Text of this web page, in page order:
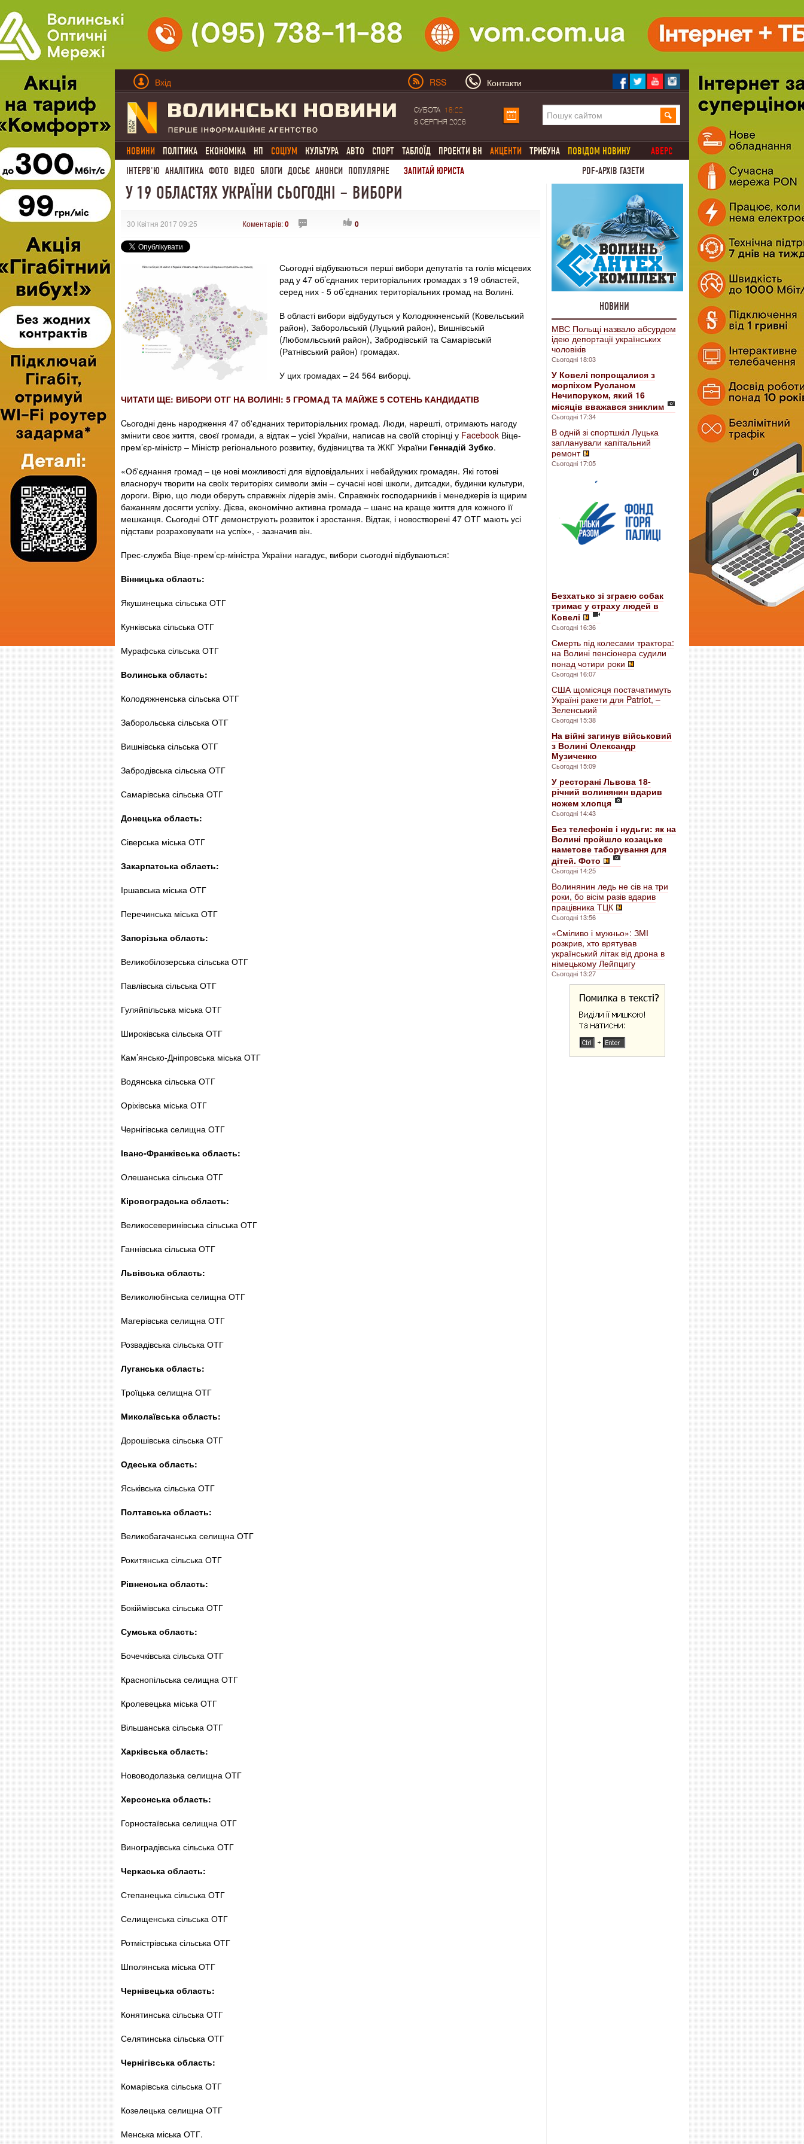
Вхід RSS Контакти
СУБОТА
18:22
8 СЕРПНЯ 2026
НОВИНИ ПОЛІТИКА ЕКОНОМІКА НП СОЦІУМ КУЛЬТУРА АВТО СПОРТ ТАБЛОЇД ПРОЕКТИ ВН АКЦЕНТИ ТРИБУНА ПОВІДОМ НОВИНУ
АВЕРС
ІНТЕРВ'Ю АНАЛІТИКА ФОТО ВІДЕО БЛОГИ ДОСЬЄ АНОНСИ ПОПУЛЯРНЕ ЗАПИТАЙ ЮРИСТА PDF-АРХІВ ГАЗЕТИ
У 19 ОБЛАСТЯХ УКРАЇНИ СЬОГОДНІ – ВИБОРИ
30 Квітня 2017 09:25 Коментарів:0 0
Сьогодні відбуваються перші вибори депутатів та голів місцевих
рад у 47 об’єднаних територіальних громадах з 19 областей,
серед них - 5 об’єднаних територіальних громад на Волині.
В області вибори відбудуться у Колодяжненській (Ковельський
район), Заборольській (Луцький район), Вишнівській
(Любомльський район), Забродівській та Самарівській
(Ратнівський район) громадах.
У цих громадах – 24 564 виборці.
ЧИТАТИ ЩЕ: ВИБОРИ ОТГ НА ВОЛИНІ: 5 ГРОМАД ТА МАЙЖЕ 5 СОТЕНЬ КАНДИДАТІВ
Cьогодні день народження 47 об'єднаних територіальних громад. Люди, нарешті, отримають нагоду
змінити своє життя, своєї громади, а відтак – усієї України, написав на своїй сторінці у Facebook Віце-
прем’єр-міністр – Міністр регіонального розвитку, будівництва та ЖКГ України Геннадій Зубко.
«Об'єднання громад – це нові можливості для відповідальних і небайдужих громадян. Які готові
власноруч творити на своїх територіях символи змін – сучасні нові школи, дитсадки, будинки культури,
дороги. Вірю, що люди оберуть справжніх лідерів змін. Справжніх господарників і менеджерів із щирим
бажанням досягти успіху. Дієва, економічно активна громада – шанс на краще життя для кожного її
мешканця. Сьогодні ОТГ демонструють розвиток і зростання. Відтак, і новостворені 47 ОТГ мають усі
підстави розраховувати на успіх», - зазначив він.
Прес-служба Віце-прем’єр-міністра України нагадує, вибори сьогодні відбуваються:
Вінницька область:
Якушинецька сільська ОТГ
Кунківська сільська ОТГ
Мурафська сільська ОТГ
Волинська область:
Колодяжненська сільська ОТГ
Заборольська сільська ОТГ
Вишнівська сільська ОТГ
Забродівська сільська ОТГ
Самарівська сільська ОТГ
Донецька область:
Сіверська міська ОТГ
Закарпатська область:
Іршавська міська ОТГ
Перечинська міська ОТГ
Запорізька область:
Великобілозерська сільська ОТГ
Павлівська сільська ОТГ
Гуляйпільська міська ОТГ
Широківська сільська ОТГ
Кам’янсько-Дніпровська міська ОТГ
Водянська сільська ОТГ
Оріхівська міська ОТГ
Чернігівська селищна ОТГ
Івано-Франківська область:
Олешанська сільська ОТГ
Кіровоградська область:
Великосеверинівська сільська ОТГ
Ганнівська сільська ОТГ
Львівська область:
Великолюбінська селищна ОТГ
Магерівська селищна ОТГ
Розвадівська сільська ОТГ
Луганська область:
Троїцька селищна ОТГ
Миколаївська область:
Дорошівська сільська ОТГ
Одеська область:
Яськівська сільська ОТГ
Полтавська область:
Великобагачанська селищна ОТГ
Рокитянська сільська ОТГ
Рівненська область:
Бокіймівська сільська ОТГ
Сумська область:
Бочечківська сільська ОТГ
Краснопільська селищна ОТГ
Кролевецька міська ОТГ
Вільшанська сільська ОТГ
Харківська область:
Нововодолазька селищна ОТГ
Херсонська область:
Горностаївська селищна ОТГ
Виноградівська сільська ОТГ
Черкаська область:
Степанецька сільська ОТГ
Селищенська сільська ОТГ
Ротмістрівська сільська ОТГ
Шполянська міська ОТГ
Чернівецька область:
Конятинська сільська ОТГ
Селятинська сільська ОТГ
Чернігівська область:
Комарівська сільська ОТГ
Козелецька селищна ОТГ
Менська міська ОТГ.
НОВИНИ
МВС Польщі назвало абсурдом
ідею депортації українських
чоловіків
Сьогодні 18:03
У Ковелі попрощалися з
морпіхом Русланом
Нечипоруком, який 16
місяців вважався зниклим
Сьогодні 17:34
В одній зі спортшкіл Луцька
запланували капітальний
ремонт
Сьогодні 17:05
Безхатько зі зграєю собак
тримає у страху людей в
Ковелі
Сьогодні 16:36
Смерть під колесами трактора:
на Волині пенсіонера судили
понад чотири роки
Сьогодні 16:07
США щомісяця постачатимуть
Україні ракети для Patriot, –
Зеленський
Сьогодні 15:38
На війні загинув військовий
з Волині Олександр
Музиченко
Сьогодні 15:09
У ресторані Львова 18-
річний волинянин вдарив
ножем хлопця
Сьогодні 14:43
Без телефонів і нудьги: як на
Волині пройшло козацьке
наметове таборування для
дітей. Фото
Сьогодні 14:25
Волинянин ледь не сів на три
роки, бо вісім разів вдарив
працівника ТЦК
Сьогодні 13:56
«Сміливо і мужньо»: ЗМІ
розкрив, хто врятував
український літак від дрона в
німецькому Лейпцигу
Сьогодні 13:27